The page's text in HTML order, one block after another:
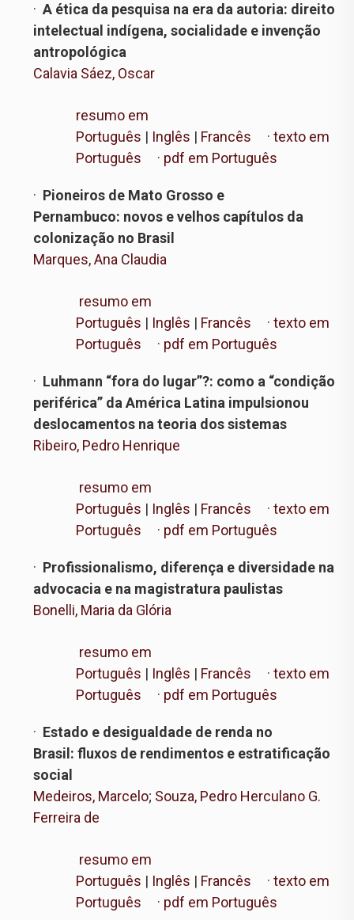
· A ética da pesquisa na era da autoria: direito
intelectual indígena, socialidade e invenção
antropológica
Calavia Sáez, Oscar
resumo em
Português | Inglês | Francês · texto em
Português · pdf em Português
· Pioneiros de Mato Grosso e
Pernambuco: novos e velhos capítulos da
colonização no Brasil
Marques, Ana Claudia
resumo em
Português | Inglês | Francês · texto em
Português · pdf em Português
· Luhmann “fora do lugar”?: como a “condição
periférica” da América Latina impulsionou
deslocamentos na teoria dos sistemas
Ribeiro, Pedro Henrique
resumo em
Português | Inglês | Francês · texto em
Português · pdf em Português
· Profissionalismo, diferença e diversidade na
advocacia e na magistratura paulistas
Bonelli, Maria da Glória
resumo em
Português | Inglês | Francês · texto em
Português · pdf em Português
· Estado e desigualdade de renda no
Brasil: fluxos de rendimentos e estratificação
social
Medeiros, Marcelo; Souza, Pedro Herculano G.
Ferreira de
resumo em
Português | Inglês | Francês · texto em
Português · pdf em Português